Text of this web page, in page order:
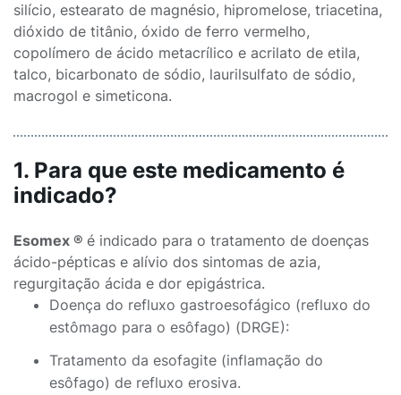
silício, estearato de magnésio, hipromelose, triacetina,
dióxido de titânio, óxido de ferro vermelho,
copolímero de ácido metacrílico e acrilato de etila,
talco, bicarbonato de sódio, laurilsulfato de sódio,
macrogol e simeticona.
1. Para que este medicamento é
indicado?
Esomex ® é indicado para o tratamento de doenças
ácido-pépticas e alívio dos sintomas de azia,
regurgitação ácida e dor epigástrica.
Doença do refluxo gastroesofágico (refluxo do
estômago para o esôfago) (DRGE):
Tratamento da esofagite (inflamação do
esôfago) de refluxo erosiva.